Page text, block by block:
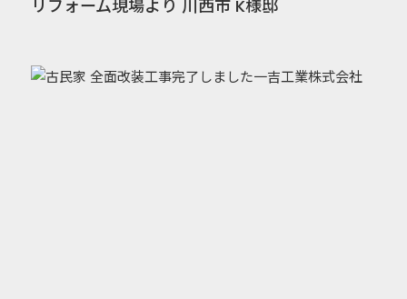
リフォーム現場より 川西市 K様邸